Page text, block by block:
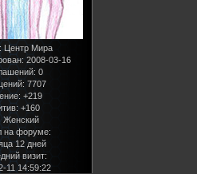
Центр Мира
: 2008-03-16
0
7707
+219
+160
Женский
на форуме:
12 дней
визит:
11 14:59:22